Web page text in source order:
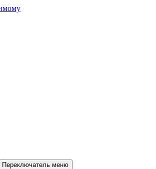
Переключатель меню